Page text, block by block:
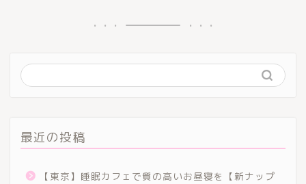
最近の投稿
【東京】睡眠カフェで質の高いお昼寝を【新ナップ